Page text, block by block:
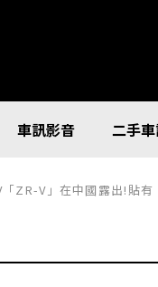
車訊影音 二手
ZR-V」在中國露出!貼